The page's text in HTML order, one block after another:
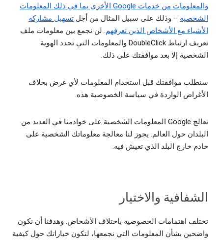
والمعلومات من خدمات Google الأخرى بما في ذلك المعلومات
الشخصية – وذلك على سبيل المثال من أجل تسهيل مشاركة
الأشياء مع الأشخاص الذين تعرفهم. لن نجمع بين معلومات ملف
تعريف ارتباط DoubleClick والمعلومات التي تحدد الهوية
الشخصية إلا بعد موافقتك على ذلك.
سنطلب موافقتك قبل استخدام المعلومات لأي غرض بخلاف
الأغراض الواردة في سياسة الخصوصية هذه.
تعالج Google المعلومات الشخصية على خوادمنا في العديد من
البلدان حول العالم. يجوز لنا معالجة معلوماتك الشخصية على
خادم خارج البلد الذي تعيش فيه.
الشفافية والاختيار
تختلف اهتمامات الخصوصية باختلاف الأشخاص. وهدفنا أن نكون
واضحين بشأن المعلومات التي نجمعها، لتكون خياراتك حول كيفية